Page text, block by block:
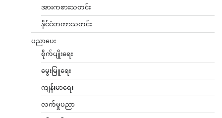
အားကစားသတင်း
နိုင်ငံတကာသတင်း
ပညာပေး
စိုက်ပျိုးရေး
မွေးမြူရေး
ကျန်းမာရေး
လက်မှုပညာ